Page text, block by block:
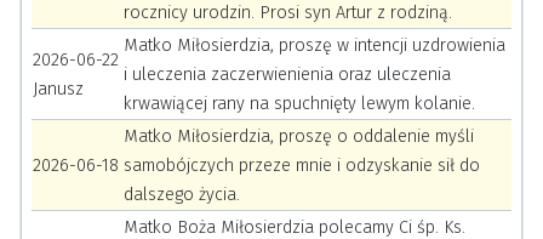
rocznicy urodzin. Prosi syn Artur z rodziną.
2026-06-22
Janusz
Matko Miłosierdzia, proszę w intencji uzdrowienia
i uleczenia zaczerwienienia oraz uleczenia
krwawiącej rany na spuchnięty lewym kolanie.
2026-06-18
Matko Miłosierdzia, proszę o oddalenie myśli
samobójczych przeze mnie i odzyskanie sił do
dalszego życia.
Matko Boża Miłosierdzia polecamy Ci śp. Ks.